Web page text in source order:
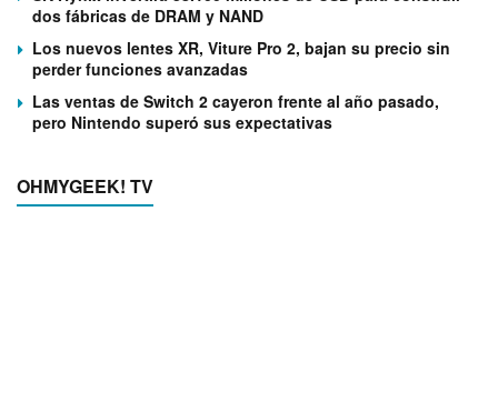
dos fábricas de DRAM y NAND
Los nuevos lentes XR, Viture Pro 2, bajan su precio sin
perder funciones avanzadas
Las ventas de Switch 2 cayeron frente al año pasado,
pero Nintendo superó sus expectativas
OHMYGEEK! TV